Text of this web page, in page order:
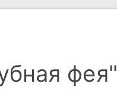
фея"